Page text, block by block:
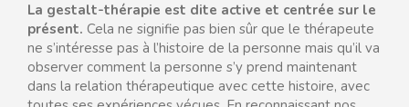
La gestalt-thérapie est dite active et centrée sur le
présent. Cela ne signifie pas bien sûr que le thérapeute
ne s’intéresse pas à l’histoire de la personne mais qu’il va
observer comment la personne s’y prend maintenant
dans la relation thérapeutique avec cette histoire, avec